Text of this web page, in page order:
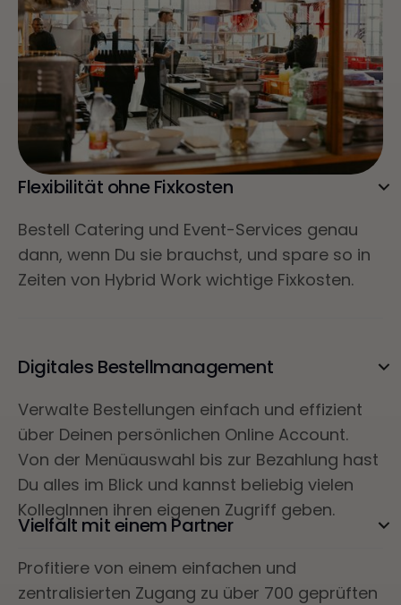
Flexibilität ohne Fixkosten
Bestell Catering und Event-Services genau
dann, wenn Du sie brauchst, und spare so in
Zeiten von Hybrid Work wichtige Fixkosten.
Digitales Bestellmanagement
Verwalte Bestellungen einfach und effizient
über Deinen persönlichen Online Account.
Von der Menüauswahl bis zur Bezahlung hast
Du alles im Blick und kannst beliebig vielen
KollegInnen ihren eigenen Zugriff geben.
Vielfalt mit einem Partner
Profitiere von einem einfachen und
zentralisierten Zugang zu über 700 geprüften